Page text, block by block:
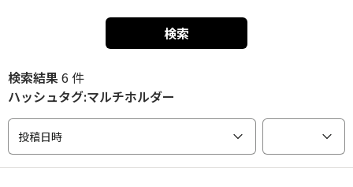
検索
検索結果6 件
ハッシュタグ:マルチホルダー
投稿日時